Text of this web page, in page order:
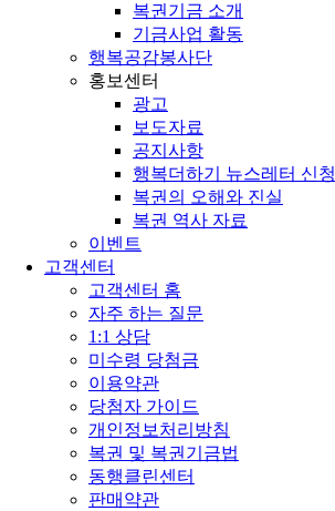
복권기금 소개
기금사업 활동
행복공감봉사단
홍보센터
광고
보도자료
공지사항
행복더하기 뉴스레터 신청
복권의 오해와 진실
복권 역사 자료
이벤트
고객센터
고객센터 홈
자주 하는 질문
1:1 상담
미수령 당첨금
이용약관
당첨자 가이드
개인정보처리방침
복권 및 복권기금법
동행클린센터
판매약관